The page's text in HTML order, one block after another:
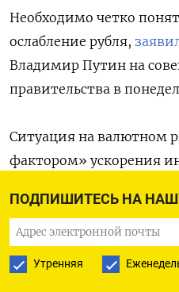
ПОДПИШИТЕСЬ НА
Утренняя
Необходимо четко
ослабление рубля,
Владимир Путин на
правительства в
Ситуация на валютном
фактором» ускорения
обращаясь по
Мишустину и
Нужно «своевременно,